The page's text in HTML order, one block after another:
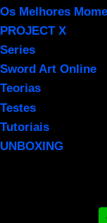
Os Melhores
PROJECT X
Series
Sword Art Online
Teorias
Testes
Tutoriais
UNBOXING